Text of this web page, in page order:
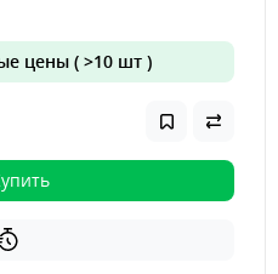
цены ( >10 шт )